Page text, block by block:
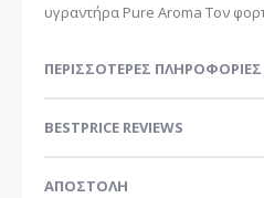
υγραντήρα Pure Aroma Τον
ΠΕΡΙΣΣΌΤΕΡΕΣ ΠΛΗΡΟΦΟΡΊΕΣ
BESTPRICE REVIEWS
ΑΠΟΣΤΟΛΗ